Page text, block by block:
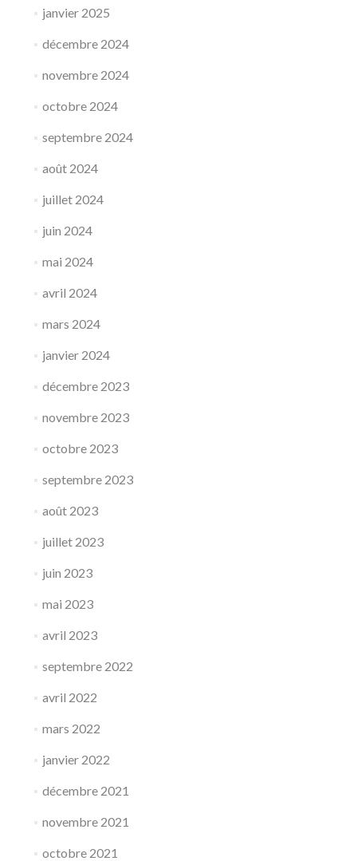
janvier 2025
décembre 2024
novembre 2024
octobre 2024
septembre 2024
août 2024
juillet 2024
juin 2024
mai 2024
avril 2024
mars 2024
janvier 2024
décembre 2023
novembre 2023
octobre 2023
septembre 2023
août 2023
juillet 2023
juin 2023
mai 2023
avril 2023
septembre 2022
avril 2022
mars 2022
janvier 2022
décembre 2021
novembre 2021
octobre 2021